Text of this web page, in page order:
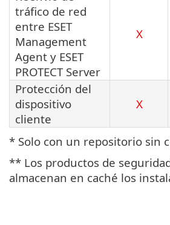
tráfico de red
entre ESET
Management
Agent y ESET
PROTECT Server
X
Protección del
dispositivo
cliente
X
* Solo con un repositorio sin
** Los productos de
almacenan en caché los